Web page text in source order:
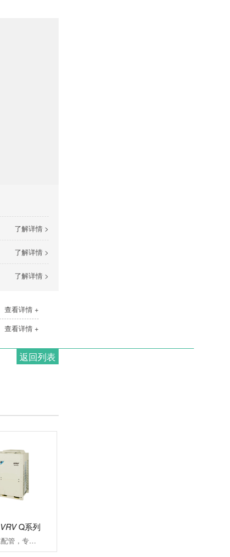
了解详情 >
了解详情 >
了解详情 >
查看详情 +
查看详情 +
返回列表
VRVQ系列
可沿用既存冷媒配管，专注应对大楼空调改造施工周期长、投资成本高、内装修补流程繁琐一直是大楼空调改造过程中面临的难题VRV更新用Q系列能快捷对应各类改造项目的中央空调系统